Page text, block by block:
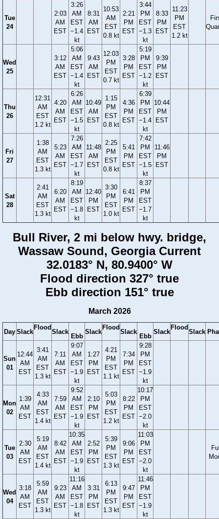
Tue
24
2:03
AM
EST
3:26
AM
EST
−1.4
kt
8:31
AM
EST
10:53
AM
EST
0.8 kt
2:21
PM
EST
3:44
PM
EST
−1.3
kt
8:33
PM
EST
11:23
PM
EST
1.2 kt
Wed
25
3:12
AM
EST
5:06
AM
EST
−1.4
kt
9:43
AM
EST
12:03
PM
EST
0.7 kt
3:28
PM
EST
5:19
PM
EST
−1.2
kt
9:39
PM
EST
Thu
26
12:31
AM
EST
1.2 kt
4:20
AM
EST
6:26
AM
EST
−1.5
kt
10:49
AM
EST
1:15
PM
EST
0.8 kt
4:36
PM
EST
6:39
PM
EST
−1.4
kt
10:44
PM
EST
Fri
27
1:38
AM
EST
1.3 kt
5:23
AM
EST
7:26
AM
EST
−1.7
kt
11:48
AM
EST
2:25
PM
EST
0.8 kt
5:41
PM
EST
7:42
PM
EST
−1.5
kt
11:46
PM
EST
Sat
28
2:41
AM
EST
1.3 kt
6:20
AM
EST
8:19
AM
EST
−1.8
kt
12:40
PM
EST
3:30
PM
EST
1.0 kt
6:41
PM
EST
8:37
PM
EST
−1.7
kt
Bull River, 2 mi below hwy. bridge,
Wassaw Sound, Georgia Current
32.0183° N, 80.9400° W
Flood direction 327° true
Ebb direction 151° true
March 2026
Day Slack
Flood
Slack
Ebb
Slack
Flood
Slack
Ebb
Slack
Flood
Slack
Sun
01
12:44
AM
EST
3:41
AM
EST
1.3 kt
7:11
AM
EST
9:07
AM
EST
−1.9
kt
1:27
PM
EST
4:21
PM
EST
1.1 kt
7:34
PM
EST
9:28
PM
EST
−1.9
kt
Mon
02
1:39
AM
EST
4:33
AM
EST
1.4 kt
7:59
AM
EST
9:52
AM
EST
−1.9
kt
2:10
PM
EST
5:03
PM
EST
1.2 kt
8:22
PM
EST
10:17
PM
EST
−2.0
kt
Tue
03
2:30
AM
EST
5:19
AM
EST
1.4 kt
8:42
AM
EST
10:35
AM
EST
−1.9
kt
2:52
PM
EST
5:39
PM
EST
1.3 kt
9:06
PM
EST
11:03
PM
EST
−2.0
kt
Wed
04
3:18
AM
EST
5:59
AM
EST
1.3 kt
9:23
AM
EST
11:16
AM
EST
−1.8
kt
3:31
PM
EST
6:13
PM
EST
1.3 kt
9:47
PM
EST
11:46
PM
EST
−1.9
kt